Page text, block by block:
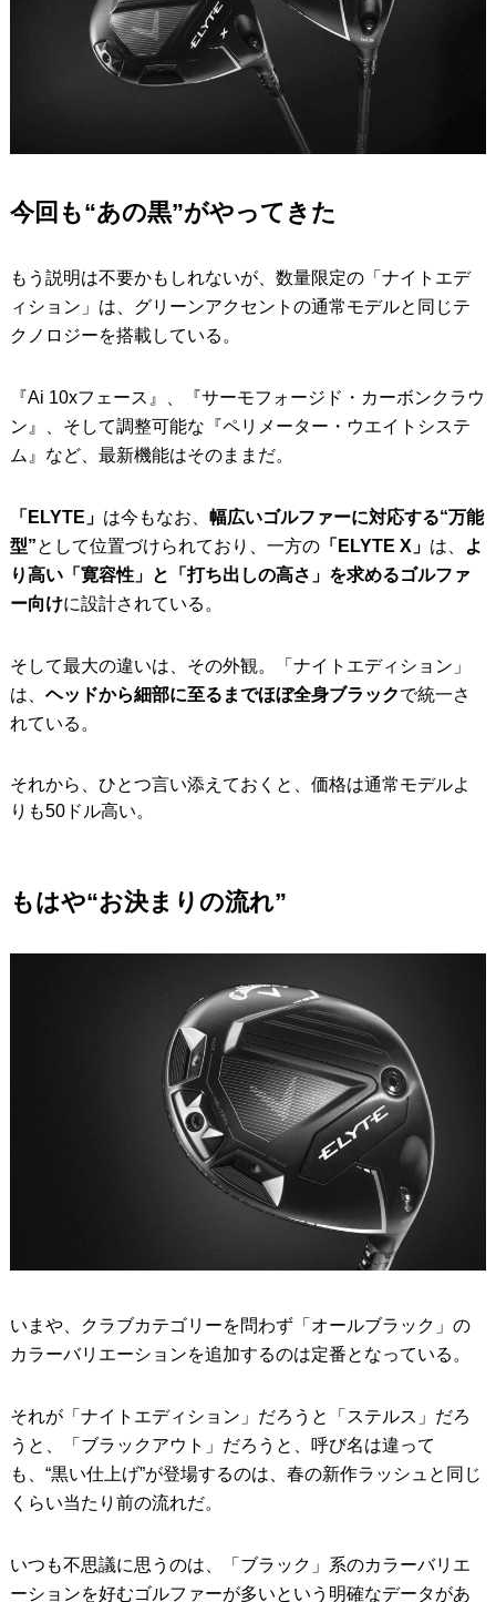
今回も“あの黒”がやってきた
もう説明は不要かもしれないが、数量限定の「ナイトエデ
ィション」は、グリーンアクセントの通常モデルと同じテ
クノロジーを搭載している。
『Ai 10xフェース』、『サーモフォージド・カーボンクラウ
ン』、そして調整可能な『ペリメーター・ウエイトシステ
ム』など、最新機能はそのままだ。
「ELYTE」 は今もなお、 幅広いゴルファーに対応する“万能
型”として位置づけられており、一方の「ELYTE X」 は、
よ
り高い「寛容性」と「打ち出しの高さ」を求めるゴルファ
ー向けに設計されている。
そして最大の違いは、その外観。「ナイトエディション」
は、 ヘッドから細部に至るまでほぼ全身ブラックで統一さ
れている。
それから、ひとつ言い添えておくと、価格は通常モデルよ
りも50ドル高い。
もはや“お決まりの流れ”
いまや、クラブカテゴリーを問わず「オールブラック」の
カラーバリエーションを追加するのは定番となっている。
それが「ナイトエディション」だろうと「ステルス」だろ
うと、「ブラックアウト」だろうと、呼び名は違って
も、“黒い仕上げ”が登場するのは、春の新作ラッシュと同じ
くらい当たり前の流れだ。
いつも不思議に思うのは、「ブラック」系のカラーバリエ
ーションを好むゴルファーが多いという明確なデータがあ